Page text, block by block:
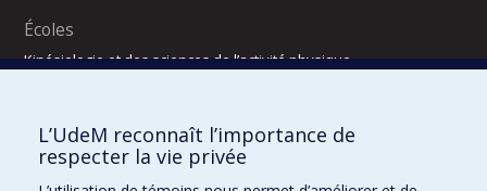
Écoles
Kinésiologie et des sciences de l’activité physique
Directions
DPC
L’UdeM reconnaît l’importance de
respecter la vie privée